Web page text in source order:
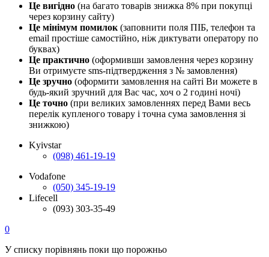
Це вигідно (на багато товарів знижка 8% при покупці
через корзину сайту)
Це мінімум помилок (заповнити поля ПІБ, телефон та
email простіше самостійно, ніж диктувати оператору по
буквах)
Це практично (оформивши замовлення через корзину
Ви отримуєте sms-підтвердження з № замовлення)
Це зручно (оформити замовлення на сайті Ви можете в
будь-який зручний для Вас час, хоч о 2 годині ночі)
Це точно (при великих замовленнях перед Вами весь
перелік купленого товару і точна сума замовлення зі
знижкою)
Kyivstar
(098) 461-19-19
Vodafone
(050) 345-19-19
Lifecell
(093) 303-35-49
0
У списку порівнянь поки що порожньо